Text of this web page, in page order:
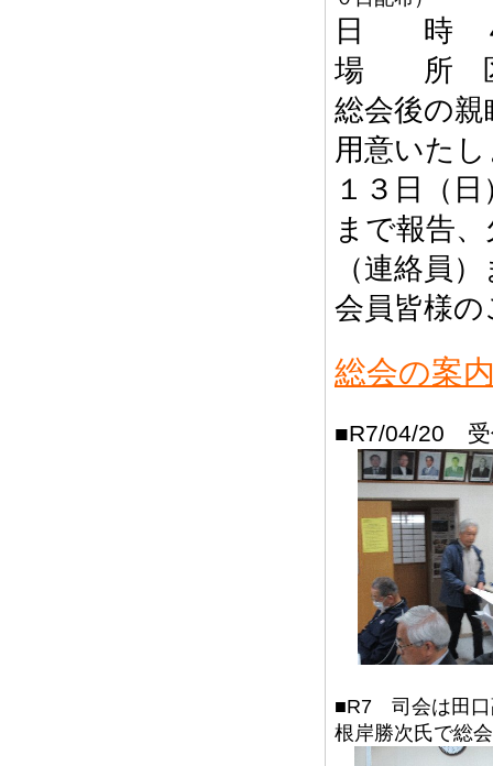
日 時 ４
場 所 区
総会後の
用意いた
１３日（
まで報告
（連絡員
会員皆様
総会の案
■R7/04/20 受
■R7 司会は田口
根岸勝次氏で総